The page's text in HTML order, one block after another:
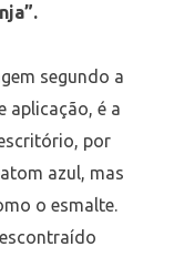
segundo a
aplicação, é a
por
azul, mas
o esmalte.